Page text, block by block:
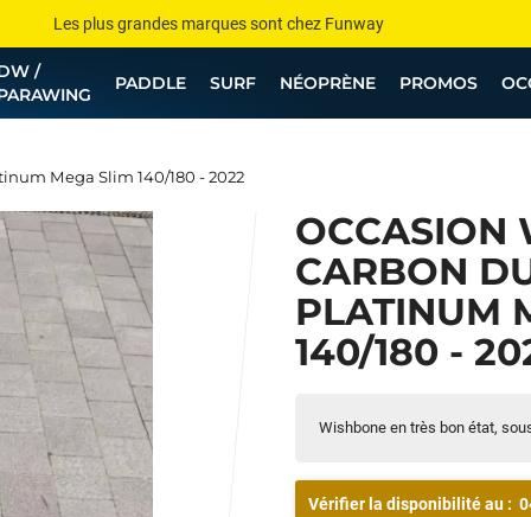
Les plus grandes marques sont chez Funway
Jusqu’à -75% de remise sur le windsurf, wingfoil, etc...
💰 Meilleur prix garanti — Moins cher ailleurs ? On s’aligne !
Besoin de conseils de pro ? Appelle nous !
/
PADDLE SURF NÉOPRÈNE PROMOS
Mega Slim 140/180 - 2022
OCCASION
CARBON
PLATINUM
140/180 -
Wishbone en très bon état,
Vérifier la disponibilité au :